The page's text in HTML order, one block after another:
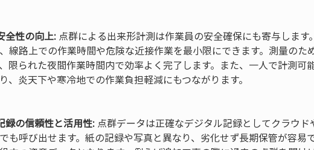
全性の向上: 点群による出来形計測は作業員の安全確保にも寄与しま
線路上での作業時間や危険な近接作業を最小限にできます。測量の
限られた夜間作業時間内で効率よく完了します。また、一人で計測可
、炎天下や寒冷地での作業負担軽減にもつながります。
録の信頼性と活用性: 点群データは正確なデジタル記録としてクラウ
も呼び出せます。紙の記録や写真と異なり、劣化せず長期保管が容易